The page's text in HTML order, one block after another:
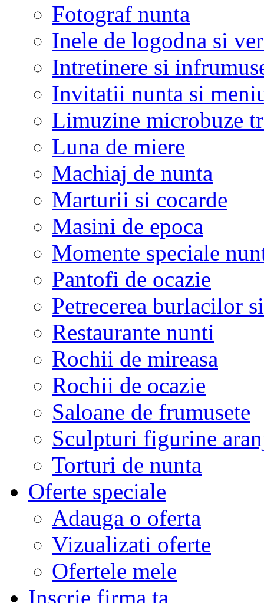
Fotograf nunta
Inele de logodna si
Intretinere si
Invitatii nunta si
Limuzine microbuze
Luna de miere
Machiaj de nunta
Marturii si cocarde
Masini de epoca
Momente speciale
Pantofi de ocazie
Petrecerea burlacilor
Restaurante nunti
Rochii de mireasa
Rochii de ocazie
Saloane de frumusete
Sculpturi figurine
Torturi de nunta
Oferte speciale
Adauga o oferta
Vizualizati oferte
Ofertele mele
Inscrie firma ta